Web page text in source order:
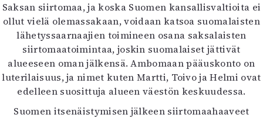
Info
Tilaus ja irtonumerot
Yhteistyössä
Toimitus
Mediatiedot
Kaltio ry
Saksan siirtomaa, ja koska Suomen kansallisvaltioita ei
ollut vielä olemassakaan, voidaan katsoa suomalaisten
lähetyssaarnaajien toimineen osana saksalaisten
siirtomaatoimintaa, joskin suomalaiset jättivät
alueeseen oman jälkensä. Ambomaan pääuskonto on
luterilaisuus, ja nimet kuten Martti, Toivo ja Helmi ovat
edelleen suosittuja alueen väestön keskuudessa.
Suomen itsenäistymisen jälkeen siirtomaahaaveet